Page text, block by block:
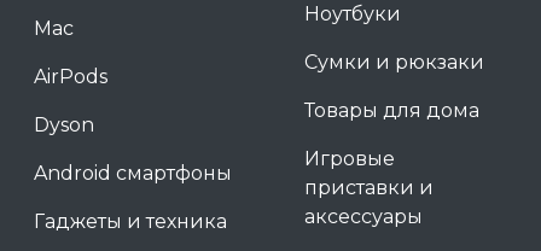
Mac
AirPods
Dyson
Android смартфоны
Гаджеты и техника
Ноутбуки
Сумки и рюкзаки
Товары для дома
Игровые
приставки и
аксессуары